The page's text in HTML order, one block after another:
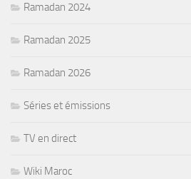
Ramadan 2024
Ramadan 2025
Ramadan 2026
Séries et émissions
TV en direct
Wiki Maroc